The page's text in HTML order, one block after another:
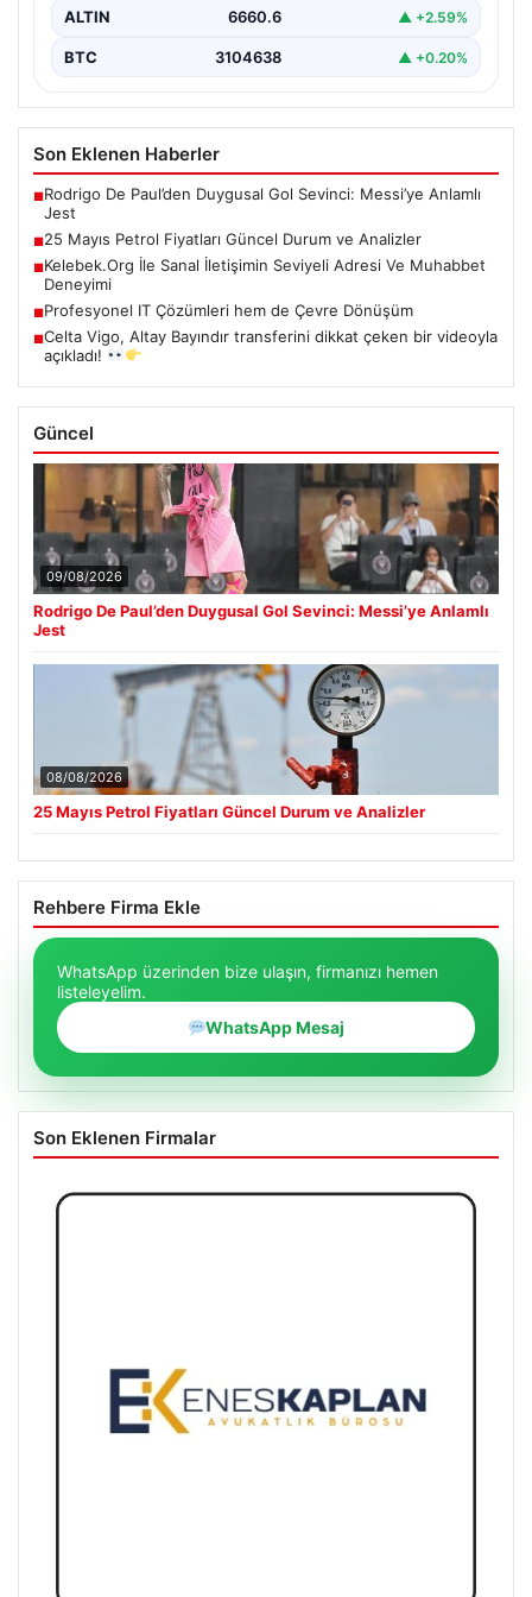
ALTIN 6660.6 ▲ +2.59%
BTC 3104638 ▲ +0.20%
Son Eklenen Haberler
■Rodrigo De Paul’den Duygusal Gol Sevinci: Messi’ye Anlamlı
Jest
■25 Mayıs Petrol Fiyatları Güncel Durum ve Analizler
■Kelebek.Org İle Sanal İletişimin Seviyeli Adresi Ve Muhabbet
Deneyimi
■Profesyonel IT Çözümleri hem de Çevre Dönüşüm
■Celta Vigo, Altay Bayındır transferini dikkat çeken bir videoyla
açıkladı!
Güncel
09/08/2026
Rodrigo De Paul’den Duygusal Gol Sevinci: Messi’ye Anlamlı
Jest
08/08/2026
25 Mayıs Petrol Fiyatları Güncel Durum ve Analizler
Rehbere Firma Ekle
WhatsApp üzerinden bize ulaşın, firmanızı hemen
listeleyelim.
WhatsApp Mesaj
Son Eklenen Firmalar